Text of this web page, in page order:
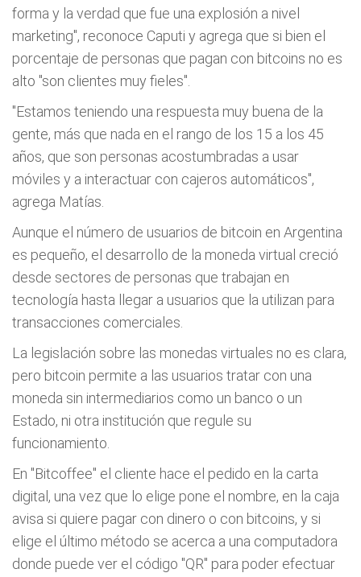
forma y la verdad que fue una explosión a nivel
marketing", reconoce Caputi y agrega que si bien el
porcentaje de personas que pagan con bitcoins no es
alto "son clientes muy fieles".
"Estamos teniendo una respuesta muy buena de la
gente, más que nada en el rango de los 15 a los 45
años, que son personas acostumbradas a usar
móviles y a interactuar con cajeros automáticos",
agrega Matías.
Aunque el número de usuarios de bitcoin en Argentina
es pequeño, el desarrollo de la moneda virtual creció
desde sectores de personas que trabajan en
tecnología hasta llegar a usuarios que la utilizan para
transacciones comerciales.
La legislación sobre las monedas virtuales no es clara,
pero bitcoin permite a las usuarios tratar con una
moneda sin intermediarios como un banco o un
Estado, ni otra institución que regule su
funcionamiento.
En "Bitcoffee" el cliente hace el pedido en la carta
digital, una vez que lo elige pone el nombre, en la caja
avisa si quiere pagar con dinero o con bitcoins, y si
elige el último método se acerca a una computadora
donde puede ver el código "QR" para poder efectuar